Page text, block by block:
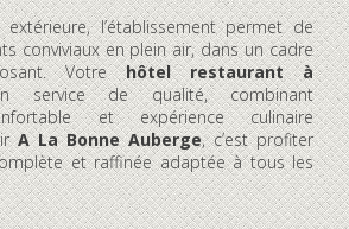
l’établissement permet de
conviviaux en plein air, dans un cadre
Votrehôtel restaurant à
service de qualité, combinant
et expérience culinaire
A La Bonne Auberge, c’est profiter
et raffinée adaptée à tous les